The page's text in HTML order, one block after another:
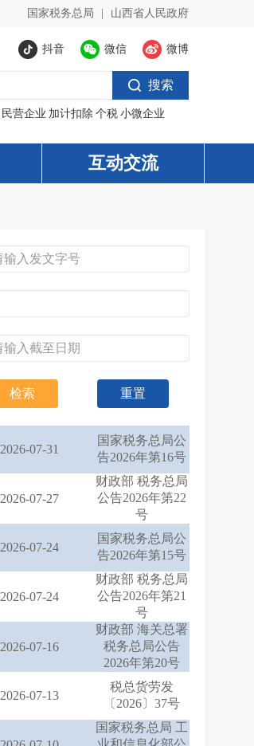
国家税务总局 山西省人民政府
抖音 微信 微博
搜索
民营企业 加计扣除 个税 小微企业
互动交流
检索 重置
2026-07-31
国家税务总局公
告2026年第16号
2026-07-27
财政部 税务总局
公告2026年第22
号
2026-07-24
国家税务总局公
告2026年第15号
2026-07-24
财政部 税务总局
公告2026年第21
号
2026-07-16
财政部 海关总署
税务总局公告
2026年第20号
2026-07-13
税总货劳发
〔2026〕37号
国家税务总局 工